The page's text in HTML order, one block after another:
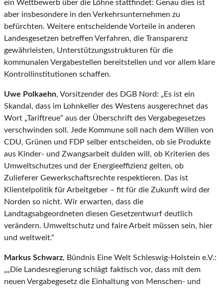
ein Wettbewerb über die Löhne stattfindet: Genau dies ist
aber insbesondere in den Verkehrsunternehmen zu
befürchten. Weitere entscheidende Vorteile in anderen
Landesgesetzen betreffen Verfahren, die Transparenz
gewährleisten, Unterstützungsstrukturen für die
kommunalen Vergabestellen bereitstellen und vor allem klare
Kontrollinstitutionen schaffen.
Uwe Polkaehn, Vorsitzender des DGB Nord: „Es ist ein
Skandal, dass im Lohnkeller des Westens ausgerechnet das
Wort „Tariftreue“ aus der Überschrift des Vergabegesetzes
verschwinden soll. Jede Kommune soll nach dem Willen von
CDU, Grünen und FDP selber entscheiden, ob sie Produkte
aus Kinder- und Zwangsarbeit dulden will, ob Kriterien des
Umweltschutzes und der Energieeffizienz gelten, ob
Zulieferer Gewerkschaftsrechte respektieren. Das ist
Klientelpolitik für Arbeitgeber – fit für die Zukunft wird der
Norden so nicht. Wir erwarten, dass die
Landtagsabgeordneten diesen Gesetzentwurf deutlich
verändern. Umweltschutz und faire Arbeit müssen sein, hier
und weltweit.“
Markus Schwarz, Bündnis Eine Welt Schleswig-Holstein e.V.:
„„Die Landesregierung schlägt faktisch vor, dass mit dem
neuen Vergabegesetz die Einhaltung von Menschen- und